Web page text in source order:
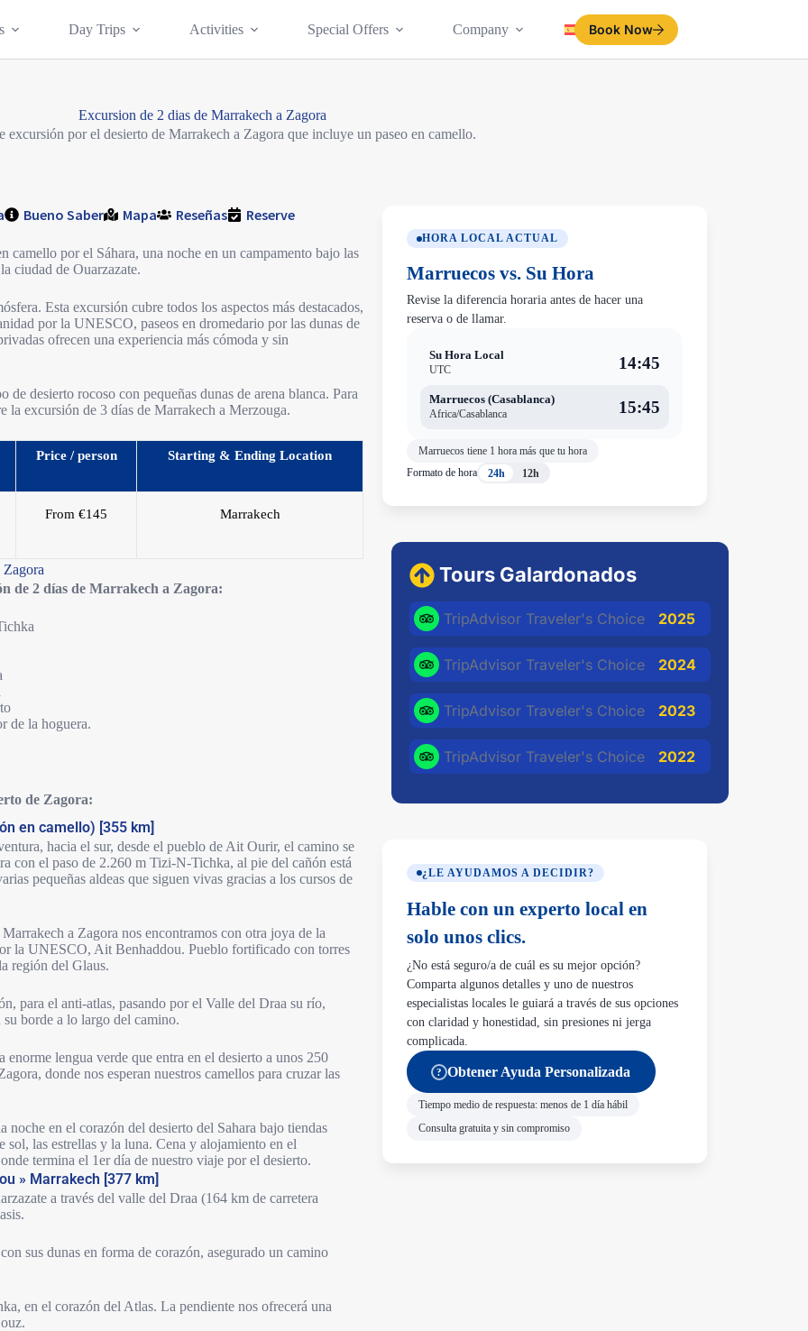
Day Trips Activities Special Offers Company Español
Book Now
Excursion de 2 dias de Marrakech a Zagora
excursión por el desierto de Marrakech a Zagora que incluye un paseo en camello.
HORA LOCAL ACTUAL
Marruecos vs. Su Hora
Revise la diferencia horaria antes de hacer una
reserva o de llamar.
Su Hora Local
UTC
14:45
Marruecos (Casablanca)
Africa/Casablanca
15:45
Marruecos tiene 1 hora más que tu hora
Formato de hora
24h 12h
Tours Galardonados
TripAdvisor Traveler's Choice 2025
TripAdvisor Traveler's Choice 2024
TripAdvisor Traveler's Choice 2023
TripAdvisor Traveler's Choice 2022
¿LE AYUDAMOS A DECIDIR?
Hable con un experto local en
solo unos clics.
¿No está seguro/a de cuál es su mejor opción?
Comparta algunos detalles y uno de nuestros
especialistas locales le guiará a través de sus opciones
con claridad y honestidad, sin presiones ni jerga
complicada.
? Obtener Ayuda Personalizada
Tiempo medio de respuesta: menos de 1 día hábil
Consulta gratuita y sin compromiso
Bueno Saber Mapa Reseñas Reserve
camello por el Sáhara, una noche en un campamento bajo las
ciudad de Ouarzazate.
Esta excursión cubre todos los aspectos más destacados,
por la UNESCO, paseos en dromedario por las dunas de
ofrecen una experiencia más cómoda y sin
desierto rocoso con pequeñas dunas de arena blanca. Para
la excursión de 3 días de Marrakech a Merzouga.
Price / person Starting & Ending Location
From €145 Marrakech
Zagora
de 2 días de Marrakech a Zagora:
de la hoguera.
de Zagora:
en camello) [355 km]
hacia el sur, desde el pueblo de Ait Ourir, el camino se
con el paso de 2.260 m Tizi-N-Tichka, al pie del cañón está
pequeñas aldeas que siguen vivas gracias a los cursos de
a Zagora nos encontramos con otra joya de la
la UNESCO, Ait Benhaddou. Pueblo fortificado con torres
región del Glaus.
para el anti-atlas, pasando por el Valle del Draa su río,
su borde a lo largo del camino.
lengua verde que entra en el desierto a unos 250
donde nos esperan nuestros camellos para cruzar las
noche en el corazón del desierto del Sahara bajo tiendas
sol, las estrellas y la luna. Cena y alojamiento en el
termina el 1er día de nuestro viaje por el desierto.
» Marrakech [377 km]
a través del valle del Draa (164 km de carretera
sus dunas en forma de corazón, asegurado un camino
en el corazón del Atlas. La pendiente nos ofrecerá una